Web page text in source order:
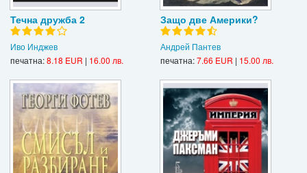
Течна дружба 2
Иво Инджев
печатна:8.18 EUR | 16.00 лв.
Защо две Америки?
Андрей Пантев
печатна:7.66 EUR | 15.00 лв.